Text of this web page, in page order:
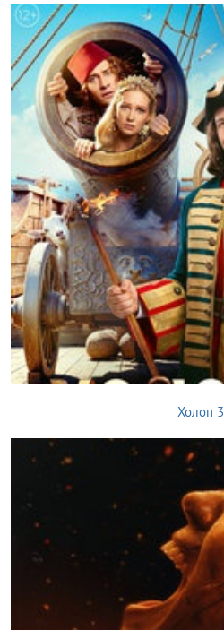
Холоп 3